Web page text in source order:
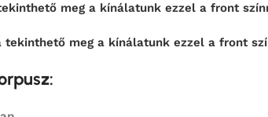
meg a kínálatunk ezzel a front
tekinthető meg a kínálatunk ezzel a front